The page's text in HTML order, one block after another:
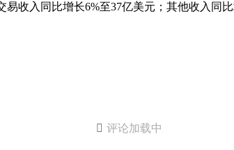
收入同比增长6%至37亿美元；其他收入同
 评论加载中